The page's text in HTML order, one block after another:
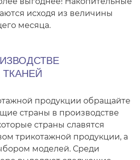
исходя из величины
месяца.
продукции обращайте
страны в производстве
страны славятся
трикотажной продукции, а
моделей. Среди